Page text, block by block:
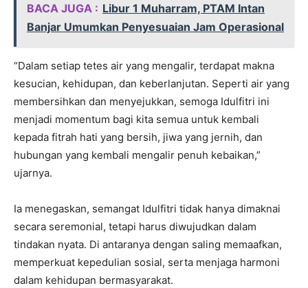
BACA JUGA : Libur 1 Muharram, PTAM Intan
Banjar Umumkan Penyesuaian Jam Operasional
“Dalam setiap tetes air yang mengalir, terdapat makna
kesucian, kehidupan, dan keberlanjutan. Seperti air yang
membersihkan dan menyejukkan, semoga Idulfitri ini
menjadi momentum bagi kita semua untuk kembali
kepada fitrah hati yang bersih, jiwa yang jernih, dan
hubungan yang kembali mengalir penuh kebaikan,”
ujarnya.
Ia menegaskan, semangat Idulfitri tidak hanya dimaknai
secara seremonial, tetapi harus diwujudkan dalam
tindakan nyata. Di antaranya dengan saling memaafkan,
memperkuat kepedulian sosial, serta menjaga harmoni
dalam kehidupan bermasyarakat.